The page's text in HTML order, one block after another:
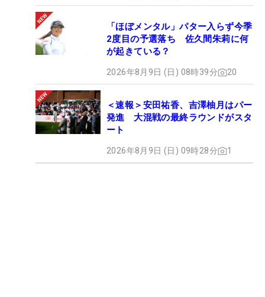
「ほぼメンタル」パター入らず今季
2度目の予選落ち 佐久間朱莉に何
が起きている？
2026年8月9日 (日) 08時39分 20
＜速報＞安田祐香、吉澤柚月はパー
発進 大混戦の最終ラウンドがスタ
ート
2026年8月9日 (日) 09時28分 1